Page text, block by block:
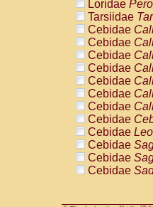
Loridae
Tarsiidae
Cebidae
Cebidae
Cebidae
Cebidae
Cebidae
Cebidae
Cebidae
Cebidae
Cebidae
Cebidae
Cebidae
Cebidae